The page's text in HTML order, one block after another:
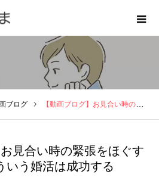
ブログ 【動画ブログ】お見合い時の緊張をほぐす2つの方法｜こういう婚活は成功する
お見合い時の緊張をほぐす
いう婚活は成功する